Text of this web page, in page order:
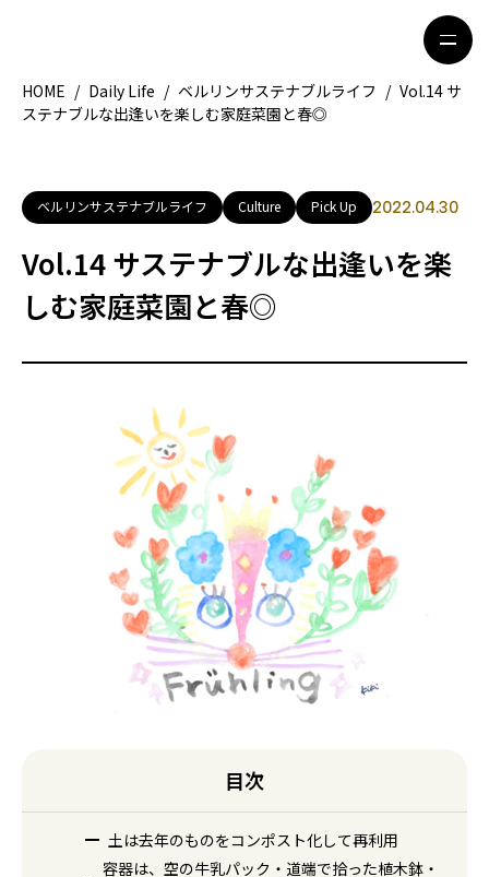
地域別ガイド
グルメ
観光ガイド
留学＆キャリア
ライフスタイル
ライター募集
HOME / Daily Life / ベルリンサステナブルライフ / Vol.14 サ
ステナブルな出逢いを楽しむ家庭菜園と春◎
ベルリンサステナブルライフ Culture Pick Up 2022.04.30
Vol.14 サステナブルな出逢いを楽
しむ家庭菜園と春◎
目次
土は去年のものをコンポスト化して再利用
容器は、空の牛乳パック・道端で拾った植木鉢・